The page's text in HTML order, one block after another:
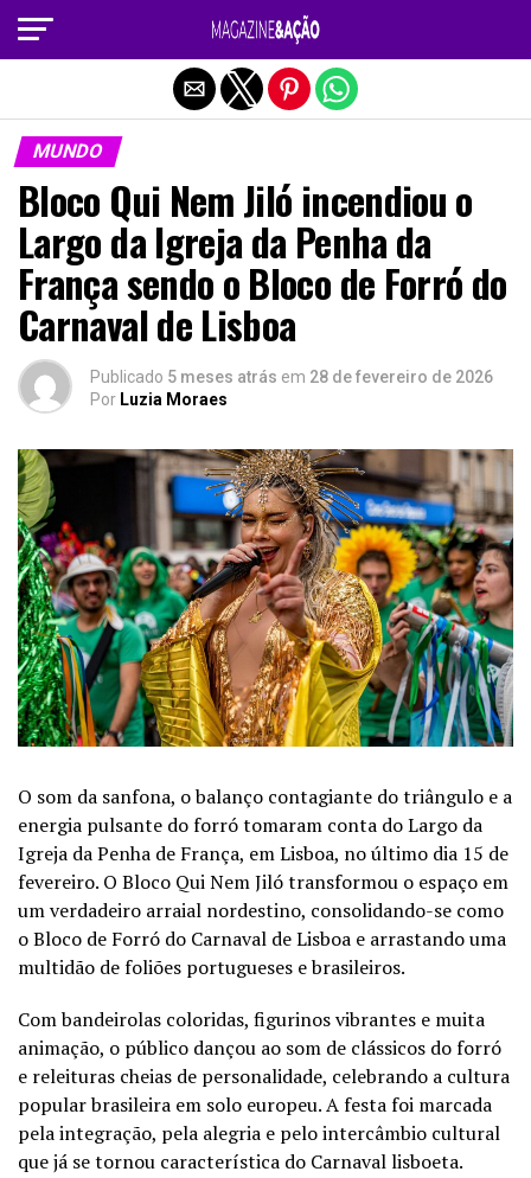
MUNDO
Bloco Qui Nem Jiló incendiou o
Largo da Igreja da Penha da
França sendo o Bloco de Forró do
Carnaval de Lisboa
Publicado 5 meses atrás em 28 de fevereiro de 2026
Por Luzia Moraes
O som da sanfona, o balanço contagiante do triângulo e a
energia pulsante do forró tomaram conta do Largo da
Igreja da Penha de França, em Lisboa, no último dia 15 de
fevereiro. O Bloco Qui Nem Jiló transformou o espaço em
um verdadeiro arraial nordestino, consolidando-se como
o Bloco de Forró do Carnaval de Lisboa e arrastando uma
multidão de foliões portugueses e brasileiros.
Com bandeirolas coloridas, figurinos vibrantes e muita
animação, o público dançou ao som de clássicos do forró
e releituras cheias de personalidade, celebrando a cultura
popular brasileira em solo europeu. A festa foi marcada
pela integração, pela alegria e pelo intercâmbio cultural
que já se tornou característica do Carnaval lisboeta.
Sair da versão mobile